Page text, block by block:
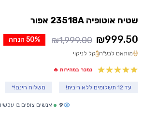
שטיח אוטופיה 23518A אפור
50% הנחה ₪1,999.00
המחיר
המקורי
היה:
₪1,999.00.
₪999.50
המחיר
הנוכחי
הוא:
₪999.50.
מותאם לבע"ח קל לניקוי
נמכר במהירות 🔥
עד 12 תשלומים ללא ריבית! משלוח חינם!*
9 אנשים צופים בו עכשיו